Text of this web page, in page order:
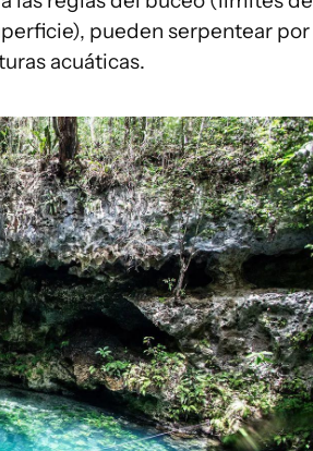
pueden serpentear por
acuáticas.